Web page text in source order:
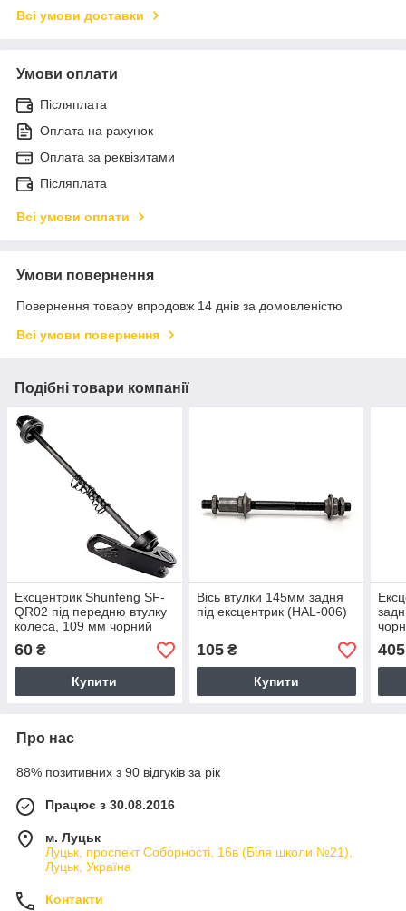
Всі умови доставки
Умови оплати
Післяплата
Оплата на рахунок
Оплата за реквізитами
Післяплата
Всі умови оплати
Умови повернення
Повернення товару впродовж 14 днів за домовленістю
Всі умови повернення
Подібні товари компанії
Ексцентрик Shunfeng SF-
QR02 під передню втулку
колеса, 109 мм чорний
(QR02)
60 ₴
Купити
Вісь втулки 145мм задня
під ексцентрик (HAL-006)
105₴
Купити
405
Про нас
88% позитивних з 90 відгуків за рік
Працює з 30.08.2016
м. Луцьк
Луцьк, проспект Соборності, 16в (Біля школи №21),
Луцьк, Україна
Контакти